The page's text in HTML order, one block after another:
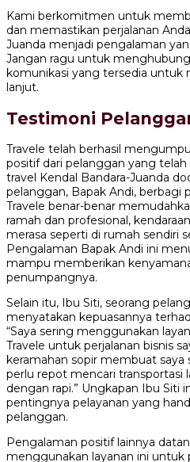
Kami berkomitmen untuk
dan memastikan perjalanan
Juanda menjadi pengalaman
Jangan ragu untuk
komunikasi yang tersedia untuk
lanjut.
Testimoni
Travele telah berhasil
positif dari pelanggan yang
travel Kendal Bandara-Juanda
pelanggan, Bapak Andi, berbagi
Travele benar-benar
ramah dan profesional,
merasa seperti di rumah sendiri
Pengalaman Bapak Andi ini
mampu memberikan
penumpangnya.
Selain itu, Ibu Siti, seorang
menyatakan kepuasannya
“Saya sering menggunakan
Travele untuk perjalanan bisnis
keramahan sopir membuat saya
perlu repot mencari transportasi
dengan rapi.” Ungkapan Ibu Siti
pentingnya pelayanan yang
pelanggan.
Pengalaman positif lainnya
menggunakan layanan ini untuk